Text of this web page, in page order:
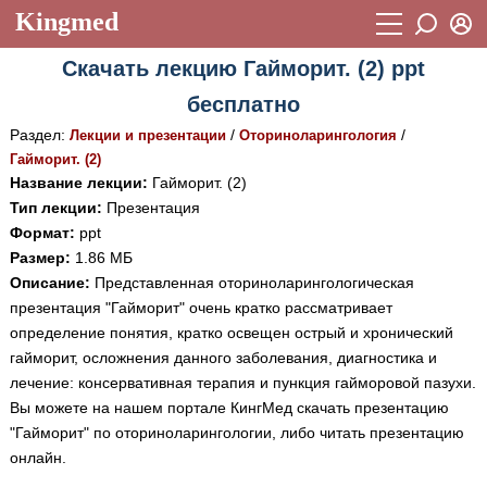
Kingmed
Учебный материал
Фотогалерея
Истории болезней 1268
Лекции и презентации
Аккредитационные тесты (6)
Методические рекомендации 1050
Научно-популярное
Статьи
Новости
Пароль
Восстановить пароль
Регистрация
Вход
Скачать лекцию Гайморит. (2) ppt
бесплатно
Раздел: Лекции и презентации/ Оториноларингология /
Гайморит. (2)
Название лекции: Гайморит. (2)
Тип лекции: Презентация
Формат: ppt
Размер: 1.86 МБ
Описание: Представленная оториноларингологическая
презентация "Гайморит" очень кратко рассматривает
определение понятия, кратко освещен острый и хронический
гайморит, осложнения данного заболевания, диагностика и
лечение: консервативная терапия и пункция гайморовой пазухи.
Вы можете на нашем портале КингМед скачать презентацию
"Гайморит" по оториноларингологии, либо читать презентацию
онлайн.